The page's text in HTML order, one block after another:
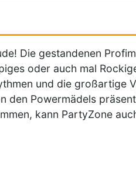
Die gestandenen
oder auch mal
und die großartige
den Powermädels
kann PartyZone